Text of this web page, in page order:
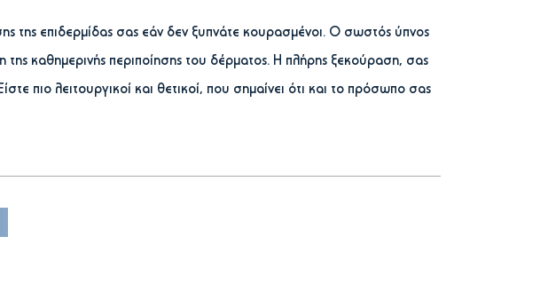
της επιδερμίδας σας εάν δεν ξυπνάτε κουρασμένοι. Ο σωστός ύπνος
της καθημερινής περιποίησης του δέρματος. Η πλήρης ξεκούραση, σας
πιο λειτουργικοί και θετικοί, που σημαίνει ότι και το πρόσωπο σας